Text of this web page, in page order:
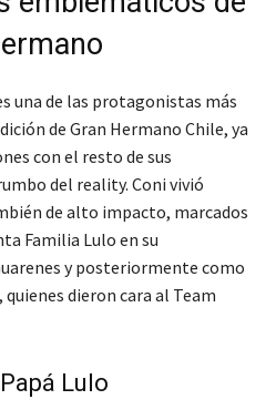
una de las protagonistas más
de Gran Hermano Chile, ya
con el resto de sus
del reality. Coni vivió
de alto impacto, marcados
Familia Lulo en su
y posteriormente como
dieron cara al Team
Lulo